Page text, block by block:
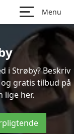
Menu
i Strøby? Beskriv
gratis tilbud på
lige her.